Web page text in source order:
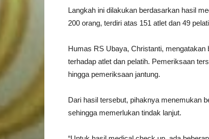
Langkah ini dilakukan berdasarkan hasil
200 orang, terdiri atas 151 atlet dan 49
Humas RS Ubaya, Christanti,
terhadap atlet dan pelatih. Pemeriksaan
hingga pemeriksaan jantung.
Dari hasil tersebut, pihaknya menemukan
sehingga memerlukan tindak lanjut.